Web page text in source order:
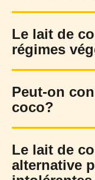
Le lait de
régimes
Peut-on
coco?
Le lait de
alternative